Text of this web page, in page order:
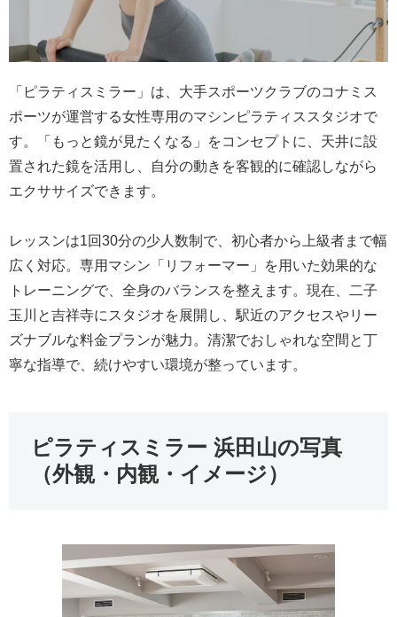
「ピラティスミラー」は、大手スポーツクラブのコナミス
ポーツが運営する女性専用のマシンピラティススタジオで
す。「もっと鏡が見たくなる」をコンセプトに、天井に設
置された鏡を活用し、自分の動きを客観的に確認しながら
エクササイズできます。
レッスンは1回30分の少人数制で、初心者から上級者まで幅
広く対応。専用マシン「リフォーマー」を用いた効果的な
トレーニングで、全身のバランスを整えます。現在、二子
玉川と吉祥寺にスタジオを展開し、駅近のアクセスやリー
ズナブルな料金プランが魅力。清潔でおしゃれな空間と丁
寧な指導で、続けやすい環境が整っています。
ピラティスミラー 浜田山の写真
（外観・内観・イメージ）